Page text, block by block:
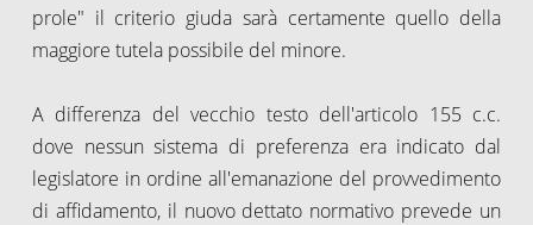
prole" il criterio giuda sarà certamente quello della
maggiore tutela possibile del minore.
A differenza del vecchio testo dell'articolo 155 c.c.
dove nessun sistema di preferenza era indicato dal
legislatore in ordine all'emanazione del provvedimento
di affidamento, il nuovo dettato normativo prevede un